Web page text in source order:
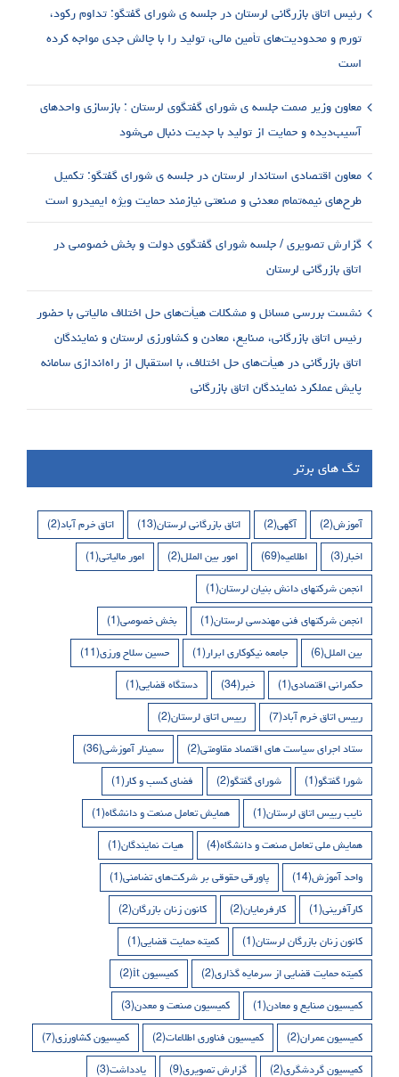
رئیس اتاق بازرگانی لرستان در جلسه ی شورای گفتگو: تداوم رکود،
تورم و محدودیت‌های تأمین مالی، تولید را با چالش جدی مواجه کرده
است
معاون وزیر صمت جلسه ی شورای گفتگوی لرستان : بازسازی واحدهای
آسیب‌دیده و حمایت از تولید با جدیت دنبال می‌شود
معاون اقتصادی استاندار لرستان در جلسه ی شورای گفتگو: تکمیل
طرح‌های نیمه‌تمام معدنی و صنعتی نیازمند حمایت ویژه ایمیدرو است
گزارش تصویری / جلسه شورای گفتگوی دولت و بخش خصوصی در
اتاق بازرگانی لرستان
نشست بررسی مسائل و مشکلات هیأت‌های حل اختلاف مالیاتی با حضور
رئیس اتاق بازرگانی، صنایع، معادن و کشاورزی لرستان و نمایندگان
اتاق بازرگانی در هیأت‌های حل اختلاف، با استقبال از راه‌اندازی سامانه
پایش عملکرد نمایندگان اتاق بازرگانی
تگ های برتر
آموزش(2) آگهی(2) اتاق بازرگانی لرستان(13) اتاق خرم آباد(2)
اخبار(3) اطلاعیه(69) امور بین الملل(2) امور مالیاتی(1)
انجمن شرکتهای دانش بنیان لرستان(1)
انجمن شرکتهای فنی مهندسی لرستان(1) بخش خصوصی(1)
بین الملل(6) جامعه نیکوکاری ابرار(1) حسین سلاح ورزی(11)
حکمرانی اقتصادی(1) خبر(34) دستگاه قضایی(1)
رییس اتاق خرم آباد(7) رییس اتاق لرستان(2)
ستاد اجرای سیاست های اقتصاد مقاومتی(2) سمینار آموزشی(36)
شورا گفتگو(1) شورای گفتگو(2) فضای کسب و کار(1)
نایب رییس اتاق لرستان(1) همایش تعامل صنعت و دانشگاه(1)
همایش ملی تعامل صنعت و دانشگاه(4) هیات نمایندگان(1)
واحد آموزش(14) پاورقی حقوقی بر شرکت‌های تضامنی(1)
کارآفرینی(1) کارفرمایان(2) کانون زنان بازرگان(2)
کانون زنان بازرگان لرستان(1) کمیته حمایت قضایی(1)
کمیته حمایت قضایی از سرمایه گذاری(2) کمیسیون it (2)
کمیسیون صنایع و معادن(1) کمیسیون صنعت و معدن(3)
کمیسیون عمران(2) کمیسیون فناوری اطلاعات(2) کمیسیون کشاورزی(7)
کمیسیون گردشگری(2) گزارش تصویری(9) یادداشت(3)